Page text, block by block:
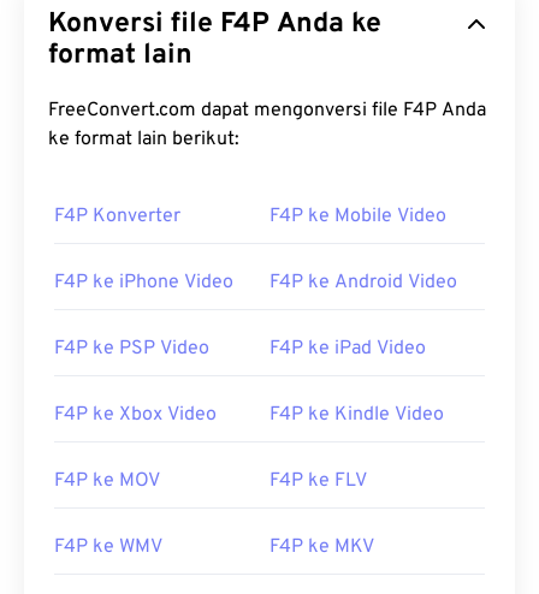
Konversi file F4P Anda ke
format lain
FreeConvert.com dapat mengonversi file F4P Anda
ke format lain berikut:
F4P Konverter F4P ke Mobile Video
F4P ke iPhone Video F4P ke Android Video
F4P ke PSP Video F4P ke iPad Video
F4P ke Xbox Video F4P ke Kindle Video
F4P ke MOV F4P ke FLV
F4P ke WMV F4P ke MKV